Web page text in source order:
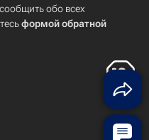
обо всех
формой обратной